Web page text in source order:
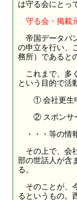
は守る会にとっ
守る会・掲載元
帝国データバ
の申立を行い、
務所）であると
これまで、多
という目的で活
① 会社更生申
② スポンサー
・・・等の情
その上で、会
部の世話人が含
る。
そのことが、
るというもの。